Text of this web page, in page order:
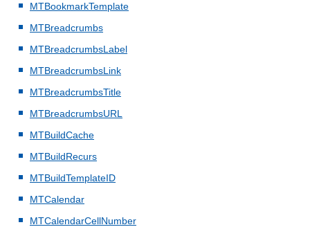
MTBookmarkTemplate
MTBreadcrumbs
MTBreadcrumbsLabel
MTBreadcrumbsLink
MTBreadcrumbsTitle
MTBreadcrumbsURL
MTBuildCache
MTBuildRecurs
MTBuildTemplateID
MTCalendar
MTCalendarCellNumber